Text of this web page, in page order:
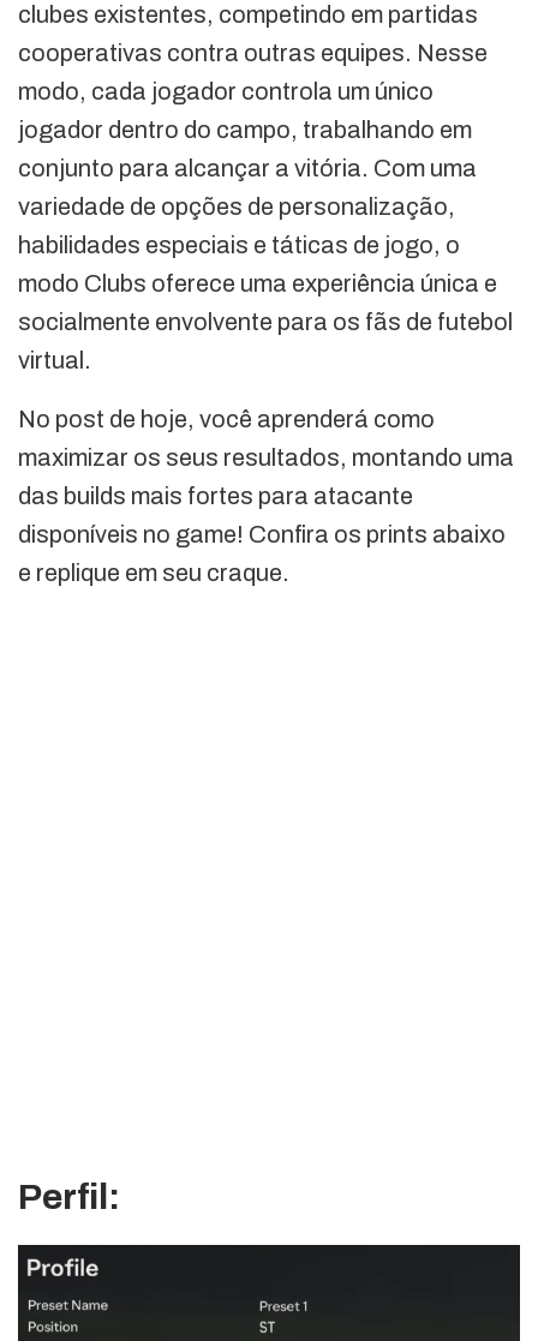
clubes existentes, competindo em partidas
cooperativas contra outras equipes. Nesse
modo, cada jogador controla um único
jogador dentro do campo, trabalhando em
conjunto para alcançar a vitória. Com uma
variedade de opções de personalização,
habilidades especiais e táticas de jogo, o
modo Clubs oferece uma experiência única e
socialmente envolvente para os fãs de futebol
virtual.
No post de hoje, você aprenderá como
maximizar os seus resultados, montando uma
das builds mais fortes para atacante
disponíveis no game! Confira os prints abaixo
e replique em seu craque.
Perfil: